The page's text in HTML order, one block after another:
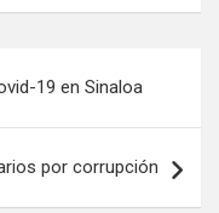
19 en Sinaloa
por corrupción